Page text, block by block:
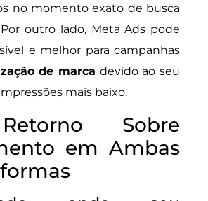
no momento exato de busca
outro lado, Meta Ads pode
e melhor para campanhas
de marca devido ao seu
mais baixo.
Sobre
em Ambas